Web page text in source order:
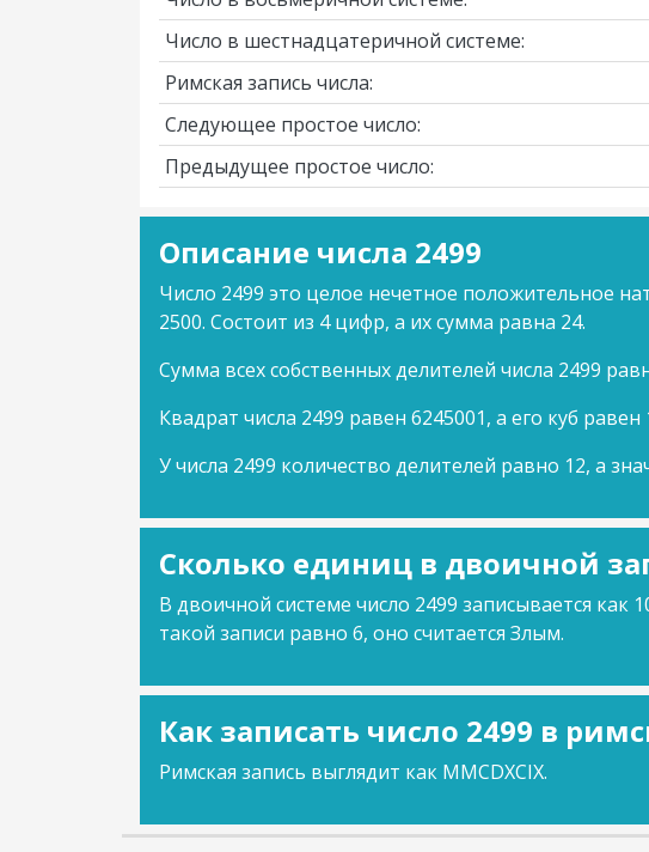
Число в шестнадцатеричной системе:
Римская запись числа:
Следующее простое число:
Предыдущее простое число:
Описание числа 2499
Число 2499 это целое нечетное положительное
2500. Состоит из 4 цифр, а их сумма равна 24.
Сумма всех собственных делителей числа 2499
Квадрат числа 2499 равен 6245001, а его куб равен
У числа 2499 количество делителей равно 12, а
Сколько единиц в двоичной
В двоичной системе число 2499 записывается как
такой записи равно 6, оно считается Злым.
Как записать число 2499 в
Римская запись выглядит как MMCDXCIX.